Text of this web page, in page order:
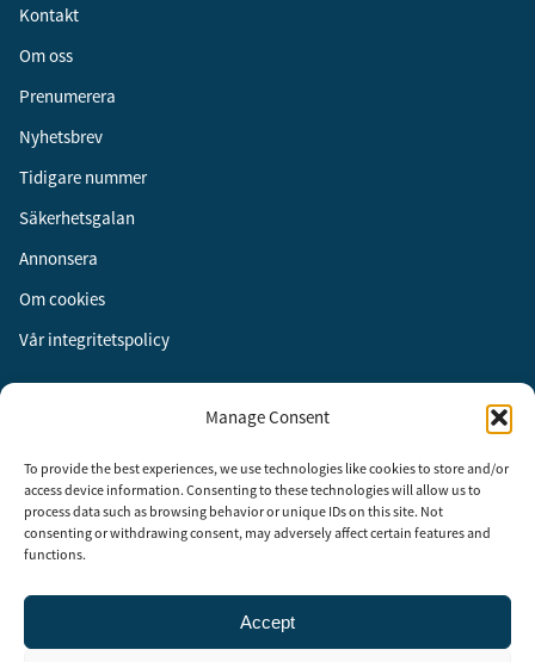
Manage Consent
To provide the best experiences, we use technologies like cookies to store and/or
access device information. Consenting to these technologies will allow us to
process data such as browsing behavior or unique IDs on this site. Not
consenting or withdrawing consent, may adversely affect certain features and
functions.
Accept
Kontakt
Om oss
Prenumerera
Nyhetsbrev
Tidigare nummer
Säkerhetsgalan
Annonsera
Om cookies
Vår integritetspolicy
Instagram
LinkedIn